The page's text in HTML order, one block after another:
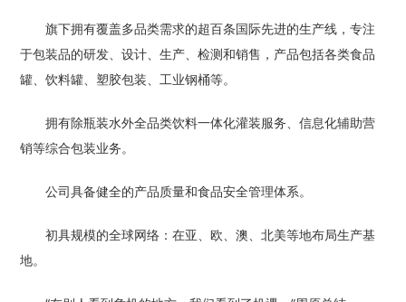
旗下拥有覆盖多品类需求的超百条国际先进的生产线，专注
于包装品的研发、设计、生产、检测和销售，产品包括各类食品
罐、饮料罐、塑胶包装、工业钢桶等。
拥有除瓶装水外全品类饮料一体化灌装服务、信息化辅助营
销等综合包装业务。
公司具备健全的产品质量和食品安全管理体系。
初具规模的全球网络：在亚、欧、澳、北美等地布局生产基
地。